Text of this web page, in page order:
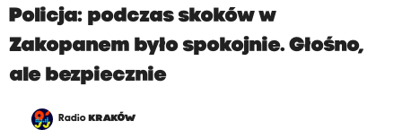
Policja: podczas skoków w
Zakopanem było spokojnie. Głośno,
ale bezpiecznie
Radio KRAKÓW